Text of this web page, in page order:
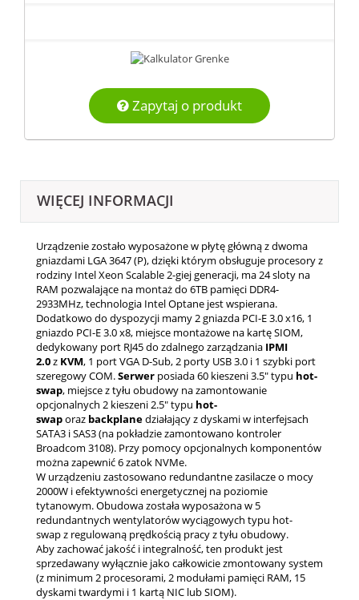
Zapytaj o produkt
WIĘCEJ INFORMACJI
Urządzenie zostało wyposażone w płytę główną z dwoma
gniazdami LGA 3647 (P), dzięki którym obsługuje procesory z
rodziny Intel Xeon Scalable 2-giej generacji, ma 24 sloty na
RAM pozwalające na montaż do 6TB pamięci DDR4-
2933MHz, technologia Intel Optane jest wspierana.
Dodatkowo do dyspozycji mamy 2 gniazda PCI-E 3.0 x16, 1
gniazdo PCI-E 3.0 x8, miejsce montażowe na kartę SIOM,
dedykowany port RJ45 do zdalnego zarządzania IPMI
2.0z KVM, 1 port VGA D-Sub, 2 porty USB 3.0 i 1 szybki port
szeregowy COM.Serwer posiada 60 kieszeni 3.5" typu hot-
swap, miejsce z tyłu obudowy na zamontowanie
opcjonalnych 2 kieszeni 2.5" typu hot-
swaporaz backplanedziałający z dyskami w interfejsach
SATA3 i SAS3 (na pokładzie zamontowano kontroler
Broadcom 3108). Przy pomocy opcjonalnych komponentów
można zapewnić 6 zatok NVMe.
W urządzeniu zastosowano redundantne zasilacze o mocy
2000W i efektywności energetycznej na poziomie
tytanowym. Obudowa została wyposażona w 5
redundantnych wentylatorów wyciągowych typu hot-
swap z regulowaną prędkością pracy z tyłu obudowy.
Aby zachować jakość i integralność, ten produkt jest
sprzedawany wyłącznie jako całkowicie zmontowany system
(z minimum 2 procesorami, 2 modułami pamięci RAM, 15
dyskami twardymi i 1 kartą NIC lub SIOM).